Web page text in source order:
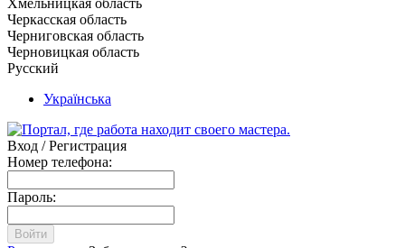
Хмельницкая область
Черкасская область
Черниговская область
Черновицкая область
Русский
Українська
Вход / Регистрация
Номер телефона:
Пароль:
Войти